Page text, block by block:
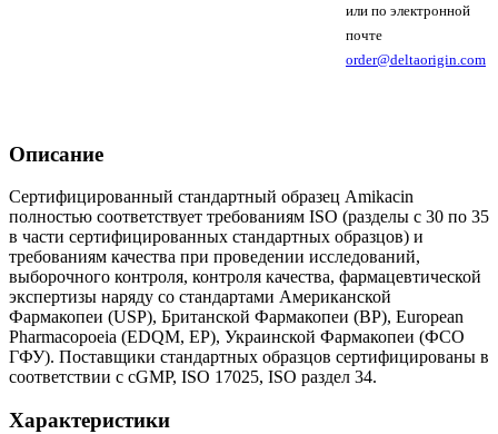
или по электронной
почте
order@deltaorigin.com
Описание
Сертифицированный стандартный образец Amikacin
полностью соответствует требованиям ISO (разделы с 30 по 35
в части сертифицированных стандартных образцов) и
требованиям качества при проведении исследований,
выборочного контроля, контроля качества, фармацевтической
экспертизы наряду со стандартами Американской
Фармакопеи (USP), Британской Фармакопеи (BP), European
Pharmacopoeia (EDQM, EP), Украинской Фармакопеи (ФСО
ГФУ). Поставщики стандартных образцов сертифицированы в
соответствии с cGMP, ISO 17025, ISO раздел 34.
Характеристики